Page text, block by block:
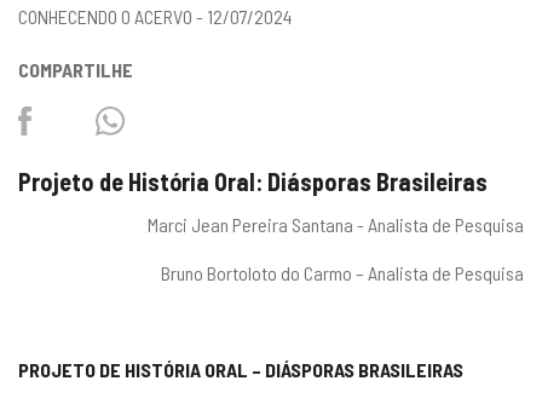
CONHECENDO O ACERVO - 12/07/2024
COMPARTILHE
FacebookTwitterWhatsapp
Projeto de História Oral: Diásporas Brasileiras
Marci Jean Pereira Santana - Analista de Pesquisa
Bruno Bortoloto do Carmo – Analista de Pesquisa
PROJETO DE HISTÓRIA ORAL – DIÁSPORAS BRASILEIRAS